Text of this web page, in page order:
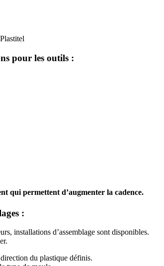
pour les outils :
qui permettent d’augmenter la cadence.
:
installations d’assemblage sont disponibles.
du plastique définis.